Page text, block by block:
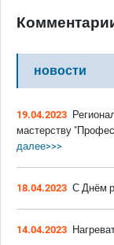
новости
19.04.2023
мастерству
далее>>>
18.04.2023 С Днём
14.04.2023